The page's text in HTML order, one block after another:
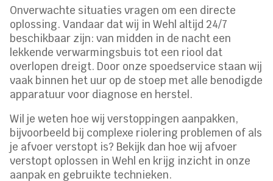
Onverwachte situaties vragen om een directe
oplossing. Vandaar dat wij in Wehl altijd 24/7
beschikbaar zijn: van midden in de nacht een
lekkende verwarmingsbuis tot een riool dat
overlopen dreigt. Door onze spoedservice staan wij
vaak binnen het uur op de stoep met alle benodigde
apparatuur voor diagnose en herstel.
Wil je weten hoe wij verstoppingen aanpakken,
bijvoorbeeld bij complexe riolering problemen of als
je afvoer verstopt is? Bekijk dan hoe wij afvoer
verstopt oplossen in Wehl en krijg inzicht in onze
aanpak en gebruikte technieken.